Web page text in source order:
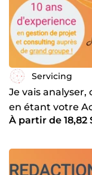
Servicing
Je vais
en étant votre
Amazon
À partir de 18,82